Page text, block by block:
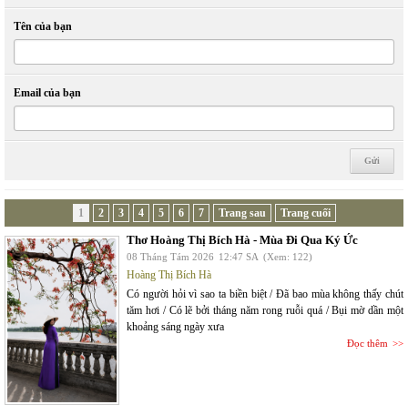
Tên của bạn
Email của bạn
1 2 3 4 5 6 7 Trang sau Trang cuối
Thơ Hoàng Thị Bích Hà - Mùa Đi Qua Ký Ức
08 Tháng Tám 2026 12:47 SA (Xem: 122)
Hoàng Thị Bích Hà
Có người hỏi vì sao ta biền biệt / Đã bao mùa không thấy chút
tăm hơi / Có lẽ bởi tháng năm rong ruỗi quá / Bụi mờ dần một
khoảng sáng ngày xưa
Đọc thêm